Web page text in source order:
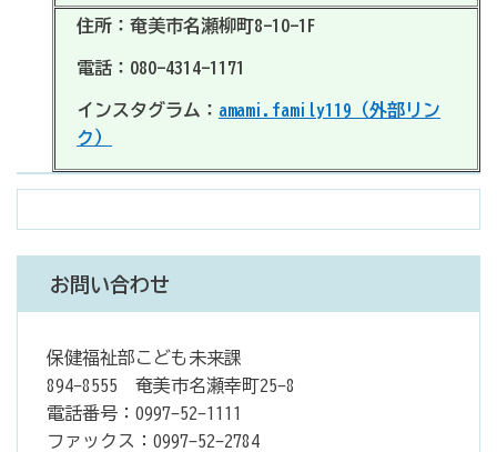
住所：奄美市名瀬柳町8-10-1F
電話：080-4314-1171
インスタグラム： amami.family119（外部リン
ク）
お問い合わせ
保健福祉部こども未来課
894-8555 奄美市名瀬幸町25-8
電話番号：0997-52-1111
ファックス：0997-52-2784